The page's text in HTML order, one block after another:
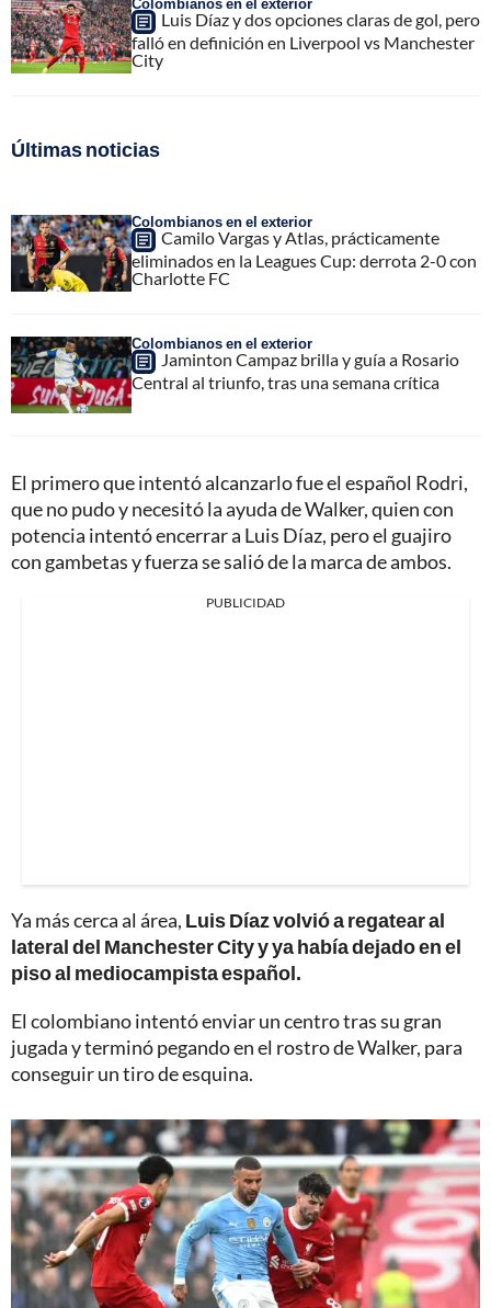
Luis Díaz y dos opciones claras de gol, pero
falló en definición en Liverpool vs Manchester
City
Últimas noticias
Colombianos en el exterior
Camilo Vargas y Atlas, prácticamente
eliminados en la Leagues Cup: derrota 2-0 con
Charlotte FC
Colombianos en el exterior
Jaminton Campaz brilla y guía a Rosario
Central al triunfo, tras una semana crítica
El primero que intentó alcanzarlo fue el español Rodri,
que no pudo y necesitó la ayuda de Walker, quien con
potencia intentó encerrar a Luis Díaz, pero el guajiro
con gambetas y fuerza se salió de la marca de ambos.
PUBLICIDAD
Ya más cerca al área, Luis Díaz volvió a regatear al
lateral del Manchester City y ya había dejado en el
piso al mediocampista español.
El colombiano intentó enviar un centro tras su gran
jugada y terminó pegando en el rostro de Walker, para
conseguir un tiro de esquina.